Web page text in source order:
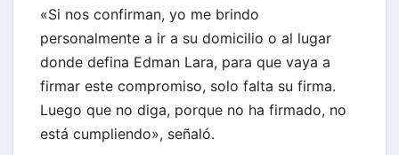
«Si nos confirman, yo me brindo
personalmente a ir a su domicilio o al lugar
donde defina Edman Lara, para que vaya a
firmar este compromiso, solo falta su firma.
Luego que no diga, porque no ha firmado, no
está cumpliendo», señaló.